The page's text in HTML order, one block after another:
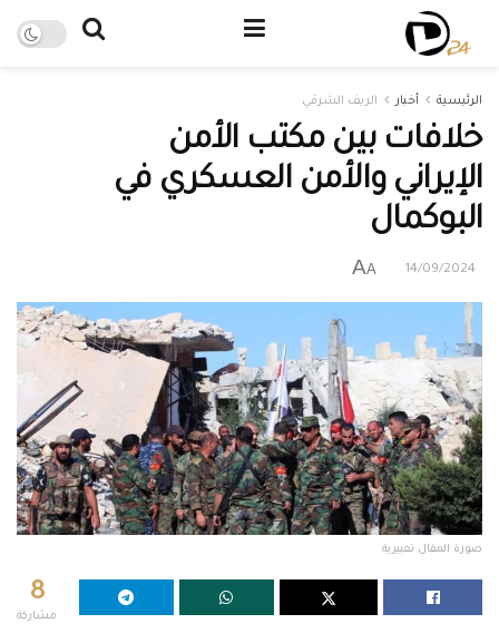
الرئيسية أخبار الريف الشرقي
خلافات بين مكتب الأمن
الإيراني والأمن العسكري في
البوكمال
14/09/2024
A
A
صورة المقال تعبيرية
8
مشاركة